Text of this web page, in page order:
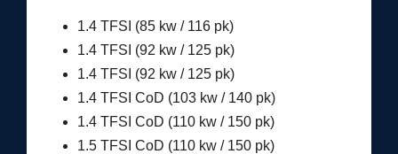
1.4 TFSI (85 kw / 116 pk)
1.4 TFSI (92 kw / 125 pk)
1.4 TFSI (92 kw / 125 pk)
1.4 TFSI CoD (103 kw / 140 pk)
1.4 TFSI CoD (110 kw / 150 pk)
1.5 TFSI CoD (110 kw / 150 pk)